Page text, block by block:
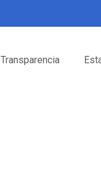
Transparencia